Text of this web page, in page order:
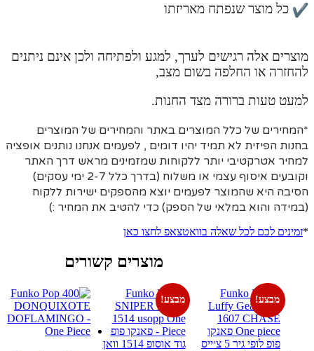
כל מוצר שנפתח מאריזתו
מוצרים אלה רגישים לערך, למגע ולפתיחה ולכן אינם ניתנים
להחזרה או החלפה בשום מצב,
למעט טעות ברורה מצד החנות.
*המחירים של כלל המוצרים באתר והמחירים של המוצרים
בחנות הפיזית לא תמיד יהיו דומים , לפעמים אנחנו נותנים אופציה
למחיר אטרקטיבי יותר ללקוחות שמזמינים מראש דרך האתר
וקובעים איסוף עצמי או משלוח (בדרך כלל 2-7 ימי עסקים)
הסיבה היא שהמוצר לפעמים יוצא מהספקים ישירות ללקוח
(במידה והוא במלאי של הספק) כדי להטיב את המחיר :)
*זמינים לכם לכל שאלה בוואטצאפ לחצו כאן
מוצרים קשורים
מבצע! מבצע!